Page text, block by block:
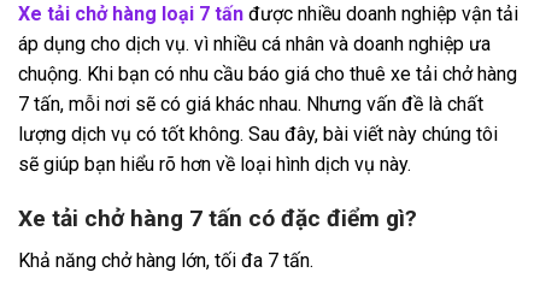
Xe tải chở hàng loại 7 tấn được nhiều doanh nghiệp vận tải
áp dụng cho dịch vụ. vì nhiều cá nhân và doanh nghiệp ưa
chuộng. Khi bạn có nhu cầu báo giá cho thuê xe tải chở hàng
7 tấn, mỗi nơi sẽ có giá khác nhau. Nhưng vấn đề là chất
lượng dịch vụ có tốt không. Sau đây, bài viết này chúng tôi
sẽ giúp bạn hiểu rõ hơn về loại hình dịch vụ này.
Xe tải chở hàng 7 tấn có đặc điểm gì?
Khả năng chở hàng lớn, tối đa 7 tấn.